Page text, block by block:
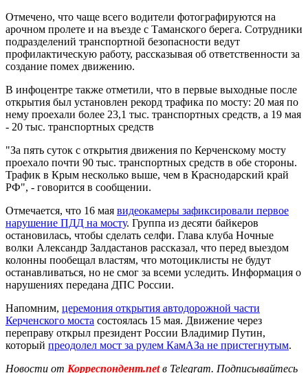
Отмечено, что чаще всего водители фотографируются на
арочном пролете и на въезде с Таманского берега. Сотрудники
подразделений транспортной безопасности ведут
профилактическую работу, рассказывая об ответственности за
создание помех движению.
В инфоцентре также отметили, что в первые выходные после
открытия был установлен рекорд трафика по мосту: 20 мая по
нему проехали более 23,1 тыс. транспортных средств, а 19 мая
- 20 тыс. транспортных средств
"За пять суток с открытия движения по Керченскому мосту
проехало почти 90 тыс. транспортных средств в обе стороны.
Трафик в Крым несколько выше, чем в Краснодарский край
РФ", - говорится в сообщении.
Отмечается, что 16 мая видеокамеры зафиксировали первое
нарушение ПДД на мосту. Группа из десяти байкеров
остановилась, чтобы сделать селфи. Глава клуба Ночные
волки Александр Залдастанов рассказал, что перед выездом
колонны пообещал властям, что мотоциклисты не будут
останавливаться, но не смог за всеми уследить. Информация о
нарушениях передана ДПС России.
Напомним, церемония открытия автодорожной части
Керченского моста состоялась 15 мая. Движение через
переправу открыл президент России Владимир Путин,
который преодолел мост за рулем КамАЗа не пристегнутым.
Новости от Корреспондент.netв Telegram. Подписывайтесь